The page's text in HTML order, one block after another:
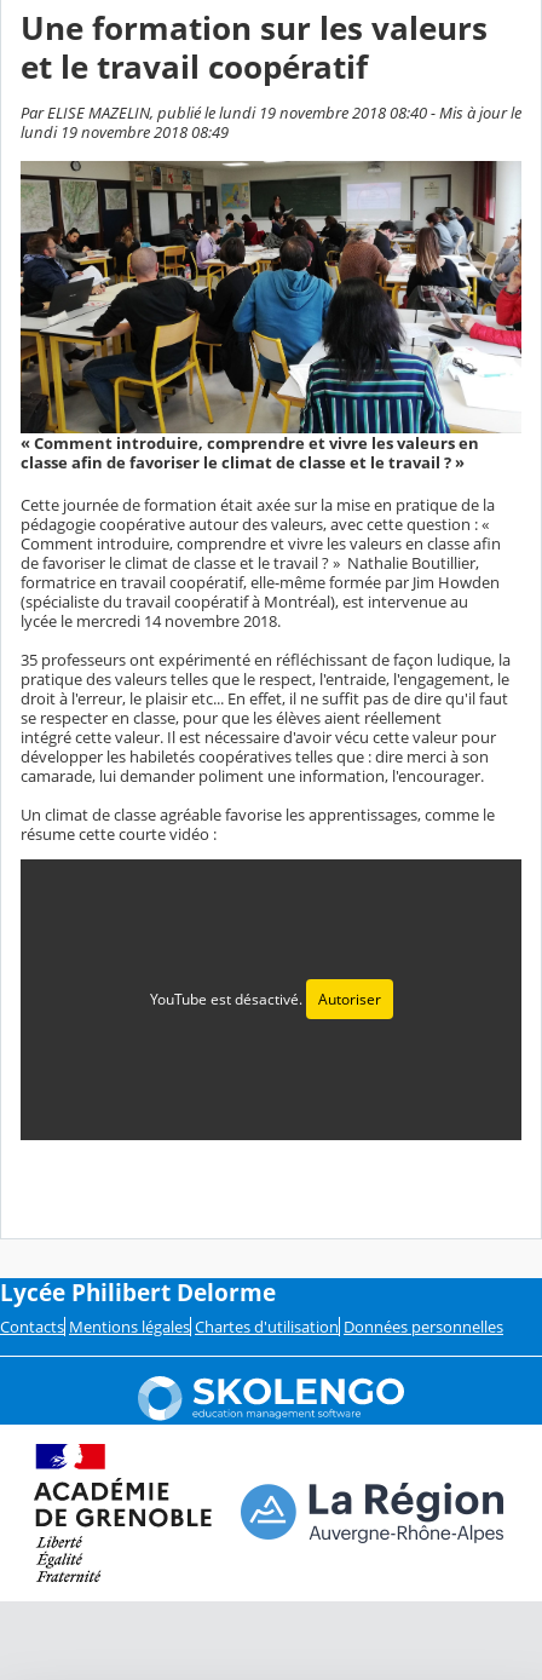
Une formation sur les valeurs
et le travail coopératif
Par ELISE MAZELIN, publié le lundi 19 novembre 2018 08:40 - Mis à jour le
lundi 19 novembre 2018 08:49
« Comment introduire, comprendre et vivre les valeurs en
classe afin de favoriser le climat de classe et le travail ? »
Cette journée de formation était axée sur la mise en pratique de la
pédagogie coopérative autour des valeurs, avec cette question : «
Comment introduire, comprendre et vivre les valeurs en classe afin
de favoriser le climat de classe et le travail ? » Nathalie Boutillier,
formatrice en travail coopératif, elle-même formée par Jim Howden
(spécialiste du travail coopératif à Montréal), est intervenue au
lycée le mercredi 14 novembre 2018.
35 professeurs ont expérimenté en réfléchissant de façon ludique, la
pratique des valeurs telles que le respect, l'entraide, l'engagement, le
droit à l'erreur, le plaisir etc... En effet, il ne suffit pas de dire qu'il faut
se respecter en classe, pour que les élèves aient réellement
intégré cette valeur. Il est nécessaire d'avoir vécu cette valeur pour
développer les habiletés coopératives telles que : dire merci à son
camarade, lui demander poliment une information, l'encourager.
Un climat de classe agréable favorise les apprentissages, comme le
résume cette courte vidéo :
YouTube est désactivé. Autoriser
Lycée Philibert Delorme
Contacts Mentions légales Chartes d'utilisation Données personnelles